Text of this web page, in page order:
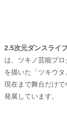
2.5次元ダンスライ
は、ツキノ芸能プ
を描いた「ツキウタ
現在まで舞台だけ
発展しています。